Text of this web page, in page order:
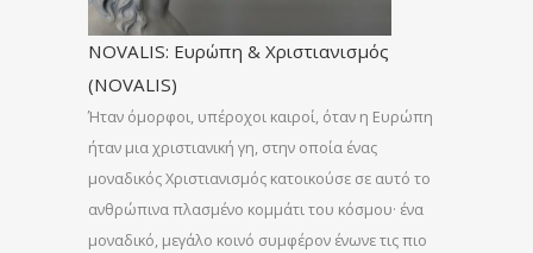
NOVALIS: Ευρώπη & Χριστιανισμός
(NOVALIS)
Ήταν όμορφοι, υπέροχοι καιροί, όταν η Ευρώπη
ήταν μια χριστιανική γη, στην οποία ένας
μοναδικός Χριστιανισμός κατοικούσε σε αυτό το
ανθρώπινα πλασμένο κομμάτι του κόσμου· ένα
μοναδικό, μεγάλο κοινό συμφέρον ένωνε τις πιο